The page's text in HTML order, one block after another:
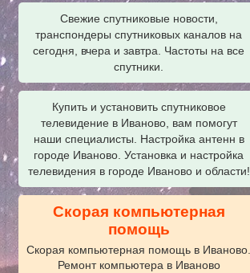
Свежие спутниковые новости,
транспондеры спутниковых каналов на
сегодня, вчера и завтра. Частоты на все
спутники.
Купить и установить спутниковое
телевидение в Иваново, вам помогут
наши специалисты. Настройка антенн в
городе Иваново. Установка и настройка
телевидения в городе Иваново и области!
Скорая компьютерная
помощь
Скорая компьютерная помощь в Иваново.
Ремонт компьютера в Иваново